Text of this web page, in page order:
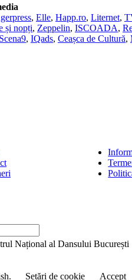
, Elle, Happ.ro, Liternet,
și nopți, Zeppelin, ISCOADA,
Scena9, IQads, Ceașca de Cultură,
Național al Dansului București
Setări de cookie Accept